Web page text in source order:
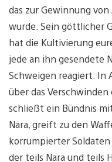
das zur Gewinnung
wurde. Sein göttlicher
hat die Kultivierung
jede an ihn gesendete
Schweigen reagiert. In
über das
schließt ein Bündnis
Nara, greift zu den
korrumpierter
der teils Nara und teils